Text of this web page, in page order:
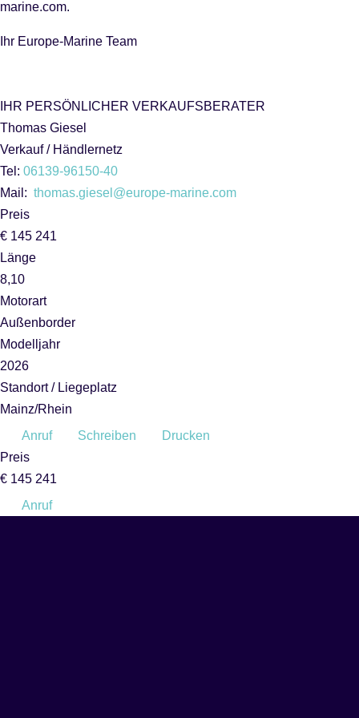
marine.com.
Ihr Europe-Marine Team
IHR PERSÖNLICHER VERKAUFSBERATER
Thomas Giesel
Verkauf / Händlernetz
Tel: 06139-96150-40
Mail: thomas.giesel@europe-marine.com
Preis
€ 145 241
Länge
8,10
Motorart
Außenborder
Modelljahr
2026
Standort / Liegeplatz
Mainz/Rhein
Anruf
Schreiben
Drucken
Preis
€ 145 241
Anruf